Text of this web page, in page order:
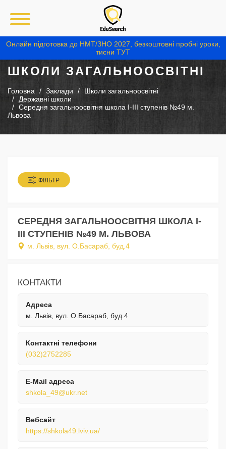
Онлайн підготовка до НМТ/ЗНО 2027, безкоштовні пробні уроки,
тисни ТУТ
ШКОЛИ ЗАГАЛЬНООСВІТНІ
Головна Заклади
Школи загальноосвітні
Державні школи
Середня загальноосвітня школа І-ІІІ ступенів №49 м.
Львова
ФІЛЬТР
СЕРЕДНЯ ЗАГАЛЬНООСВІТНЯ ШКОЛА І-
ІІІ СТУПЕНІВ №49 М. ЛЬВОВА
м. Львів, вул. О.Басараб, буд.4
КОНТАКТИ
Адреса
м. Львів, вул. О.Басараб, буд.4
Контактні телефони
(032)2752285
E-Mail адреса
shkola_49@ukr.net
Вебсайт
https://shkola49.lviv.ua/